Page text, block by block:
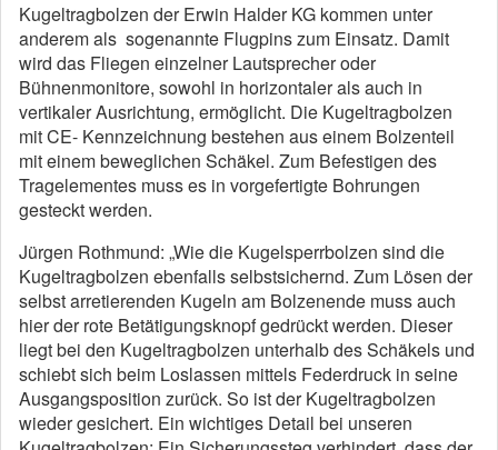
Kugeltragbolzen der Erwin Halder KG kommen unter
anderem als sogenannte Flugpins zum Einsatz. Damit
wird das Fliegen einzelner Lautsprecher oder
Bühnenmonitore, sowohl in horizontaler als auch in
vertikaler Ausrichtung, ermöglicht. Die Kugeltragbolzen
mit CE- Kennzeichnung bestehen aus einem Bolzenteil
mit einem beweglichen Schäkel. Zum Befestigen des
Tragelementes muss es in vorgefertigte Bohrungen
gesteckt werden.
Jürgen Rothmund: „Wie die Kugelsperrbolzen sind die
Kugeltragbolzen ebenfalls selbstsichernd. Zum Lösen der
selbst arretierenden Kugeln am Bolzenende muss auch
hier der rote Betätigungsknopf gedrückt werden. Dieser
liegt bei den Kugeltragbolzen unterhalb des Schäkels und
schiebt sich beim Loslassen mittels Federdruck in seine
Ausgangsposition zurück. So ist der Kugeltragbolzen
wieder gesichert. Ein wichtiges Detail bei unseren